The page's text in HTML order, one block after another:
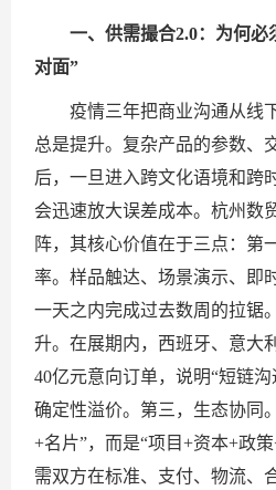
一、供需撮合2.0：为何必
对面”
疫情三年把商业沟通从线
总是提升。复杂产品的参数、
后，一旦进入跨文化语境和跨
会迅速放大误差成本。杭州数
阵，其核心价值在于三点：第
率。样品触达、场景演示、即
一天之内完成过去数周的拉锯
升。在展期内，西班牙、意大
40亿元意向订单，说明“短链
确定性溢价。第三，生态协同
+名片”，而是“项目+资本+政
需双方在标准、支付、物流、